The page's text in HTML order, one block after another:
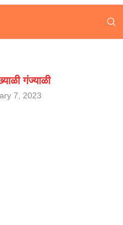
गंज्याळी
7, 2023